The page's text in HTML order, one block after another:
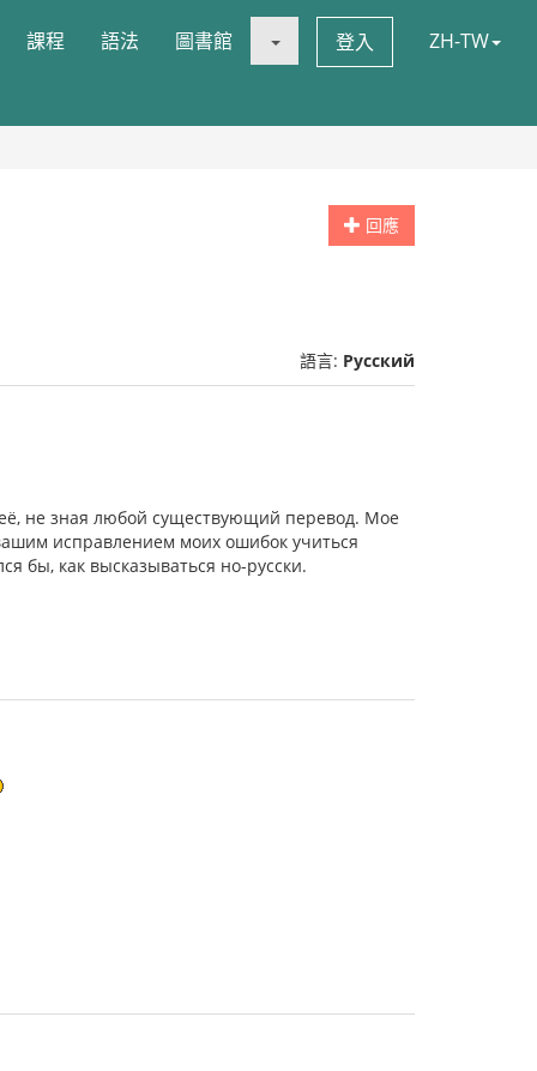
課程 語法 圖書館 登入 ZH-TW
回應
語言: Русский
не зная любой существующий перевод. Мое
исправлением моих ошибок учиться
бы, как высказываться но-русски.